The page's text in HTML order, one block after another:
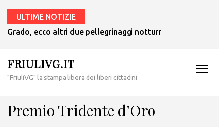
ULTIME NOTIZIE
Grado, ecco altri due pellegrinaggi notturni in barca nei
FRIULIVG.IT
"FriuliVG" la stampa libera dei liberi cittadini
Premio Tridente d’Oro